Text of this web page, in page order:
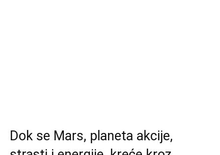
Dok se Mars, planeta akcije,